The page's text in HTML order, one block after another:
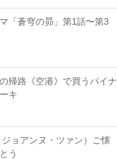
「蒼穹の昴」第1話〜第3
帰路《空港》で買うパイナ
キ
ジョアンヌ・ツァン）ご懐
う